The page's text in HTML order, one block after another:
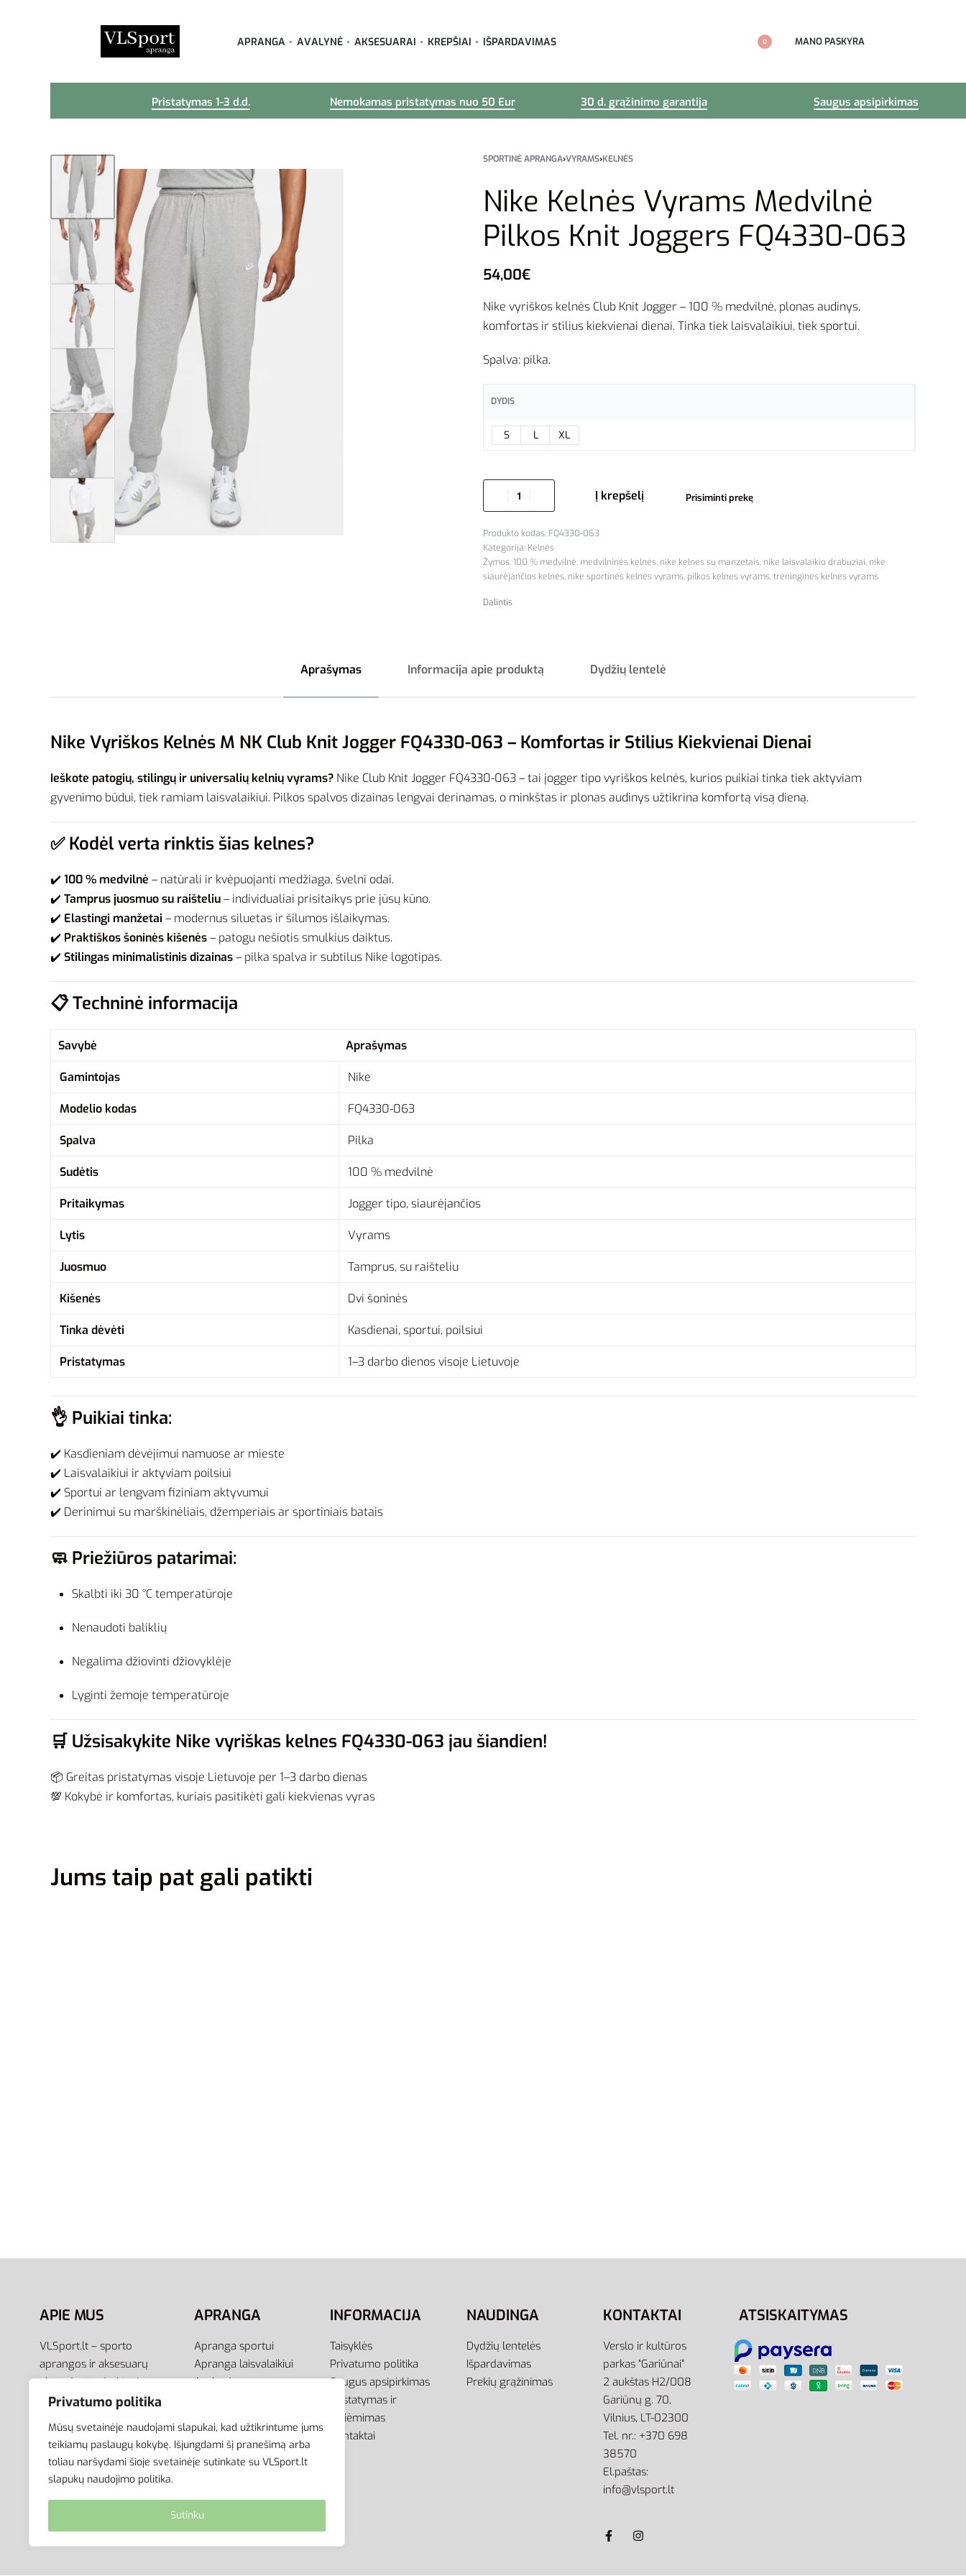
Privatumo politika
Mūsų svetainėje naudojami slapukai, kad užtikrintume jums
teikiamų paslaugų kokybę. Išjungdami šį pranešimą arba
toliau naršydami šioje svetainėje sutinkate su VLSport.lt
slapukų naudojimo politika.
Sutinku
APRANGA AVALYNĖ AKSESUARAI KREPŠIAI IŠPARDAVIMAS 0 MANO PASKYRA
Pristatymas 1-3 d.d. Nemokamas pristatymas nuo 50 Eur 30 d. grąžinimo garantija Saugus apsipirkimas
SPORTINĖ APRANGA›VYRAMS›KELNĖS
Nike Kelnės Vyrams Medvilnė
Pilkos Knit Joggers FQ4330-063
54,00€
Nike vyriškos kelnės Club Knit Jogger – 100 % medvilnė, plonas audinys,
komfortas ir stilius kiekvienai dienai. Tinka tiek laisvalaikiui, tiek sportui.
Spalva: pilka.
DYDIS
S L XL
Į krepšelį Prisiminti prekę
FQ4330-063
Kategorija: Kelnės
Žymos: 100 % medvilnė, medvilninės kelnės, nike kelnes su manzetais, nike laisvalaikio drabuziai, nike
siaurėjančios kelnės, nike sportinės kelnės vyrams, pilkos kelnes vyrams,treningines kelnes vyrams
Dalintis
Aprašymas Informacija apie produktą Dydžių lentelė
Nike Vyriškos Kelnės M NK Club Knit Jogger FQ4330-063 – Komfortas ir Stilius Kiekvienai Dienai
Ieškote patogių, stilingų ir universalių kelnių vyrams? Nike Club Knit Jogger FQ4330-063 – tai jogger tipo vyriškos kelnės, kurios puikiai tinka tiek aktyviam
gyvenimo būdui, tiek ramiam laisvalaikiui. Pilkos spalvos dizainas lengvai derinamas, o minkštas ir plonas audinys užtikrina komfortą visą dieną.
✅Kodėl verta rinktis šias kelnes?
✔️ 100 % medvilnė – natūrali ir kvėpuojanti medžiaga, švelni odai.
✔️ Tamprus juosmuo su raišteliu– individualiai prisitaikys prie jūsų kūno.
✔️ Elastingi manžetai – modernus siluetas ir šilumos išlaikymas.
✔️ Praktiškos šoninės kišenės– patogu nešiotis smulkius daiktus.
✔️ Stilingas minimalistinis dizainas– pilka spalva ir subtilus Nike logotipas.
📋Techninė informacija
Savybė Aprašymas
Gamintojas Nike
Modelio kodas FQ4330-063
Spalva Pilka
Sudėtis 100 % medvilnė
Pritaikymas Jogger tipo, siaurėjančios
Lytis Vyrams
Juosmuo Tamprus, su raišteliu
Kišenės Dvi šoninės
Tinka dėvėti Kasdienai, sportui, poilsiui
Pristatymas 1–3 darbo dienos visoje Lietuvoje
👌 Puikiai tinka:
✔️ Kasdieniam dėvėjimui namuose ar mieste
✔️ Laisvalaikiui ir aktyviam poilsiui
✔️ Sportui ar lengvam fiziniam aktyvumui
✔️ Derinimui su marškinėliais, džemperiais ar sportiniais batais
🧼 Priežiūros patarimai:
Skalbti iki 30 °C temperatūroje
Nenaudoti baliklių
Negalima džiovinti džiovyklėje
Lyginti žemoje temperatūroje
🛒 Užsisakykite Nike vyriškas kelnes FQ4330-063 jau šiandien!
📦 Greitas pristatymas visoje Lietuvoje per 1–3 darbo dienas
💯 Kokybė ir komfortas, kuriais pasitikėti gali kiekvienas vyras
Jums taip pat gali patikti
Pasirinkti savybes Pasirinkti savybes Pasirinkti savybes Pasirinkti savybes
APIE MUS
VLSport.lt – sporto
aprangos ir aksesuarų
el.parduotuvė aktyviam
gyvenimo būdui. Čia rasite
vyrams, moterims bei
APRANGA
Apranga sportui
Apranga laisvalaikiui
Avalynė
INFORMACIJA
Taisyklės
Privatumo politika
Saugus apsipirkimas
Pristatymas ir
atsiėmimas
Kontaktai
NAUDINGA
Dydžių lentelės
Išpardavimas
Prekių grąžinimas
KONTAKTAI
Verslo ir kultūros
parkas “Gariūnai”
2 aukštas H2/008
Gariūnų g. 70,
Vilnius, LT-02300
Tel. nr.: +370 698
38570
El.paštas:
info@vlsport.lt
ATSISKAITYMAS